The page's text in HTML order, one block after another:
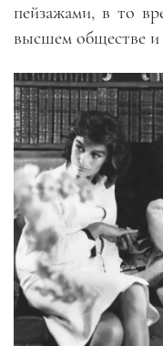
пейзажами, в то
высшем обществе и